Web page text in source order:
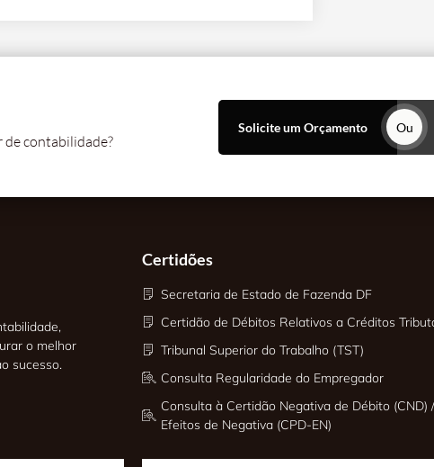
de contabilidade?
Solicite um Orçamento Ou
o melhor
sucesso.
Certidões
Secretaria de Estado de Fazenda DF
Certidão de Débitos Relativos a Créditos
Tribunal Superior do Trabalho (TST)
Consulta Regularidade do Empregador
Consulta à Certidão Negativa de Débito
Efeitos de Negativa (CPD-EN)